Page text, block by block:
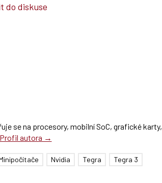
do diskuse
se na procesory, mobilní SoC, grafické karty,
Profil autora →
Nvidia Tegra Tegra 3